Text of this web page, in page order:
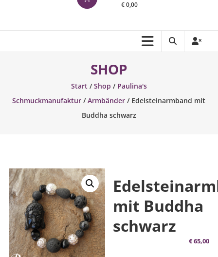
€ 0,00
SHOP
Start /Shop / Paulina's
Schmuckmanufaktur /Armbänder / Edelsteinarmband mit
Buddha schwarz
mit Buddha
schwarz
€65,00